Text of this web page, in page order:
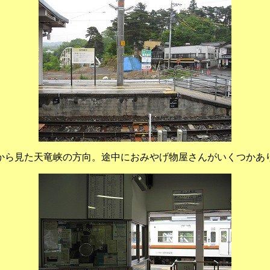
ら見た天竜峡の方向。途中におみやげ物屋さんがいくつかあ